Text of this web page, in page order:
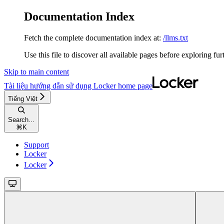
Documentation Index
Fetch the complete documentation index at: /llms.txt
Use this file to discover all available pages before exploring
Skip to main content
Tài liệu hướng dẫn sử dụng Lockerhome page
Tiếng Việt
Search...
⌘ K
Support
Locker
Locker